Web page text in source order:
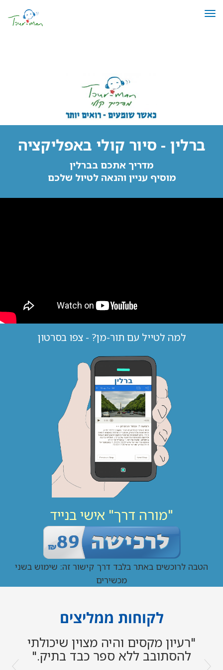
תפריט
ברלין - סיור קולי באפליקציה
מדריך אתכם בברלין
מוסיף עניין והנאה לטיול שלכם
למה לטייל עם תור-מן? - צפו בסרטון
"מורה דרך" אישי בנייד
הטבה לרוכשים באתר בלבד דרך קישור זה: שימוש בשני
מכשירים
לקוחות ממליצים
"רעיון מקסים והיה מצוין שיכולתי
להסתובב ללא ספר כבד בתיק."
"סיור מהנה ומעשיר... נעים לשמוע
הסברים בעברית."